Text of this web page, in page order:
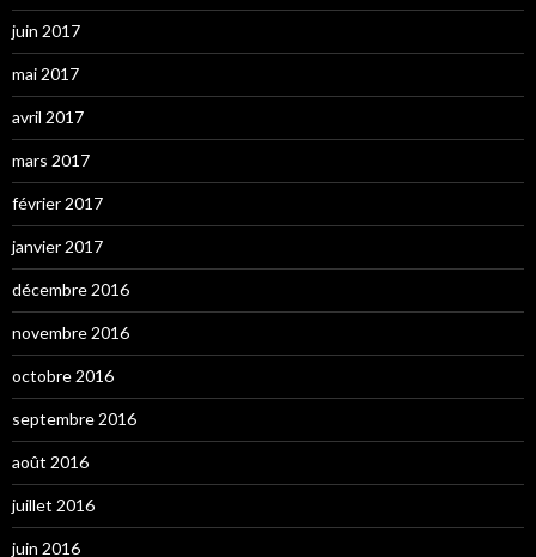
juin 2017
mai 2017
avril 2017
mars 2017
février 2017
janvier 2017
décembre 2016
novembre 2016
octobre 2016
septembre 2016
août 2016
juillet 2016
juin 2016